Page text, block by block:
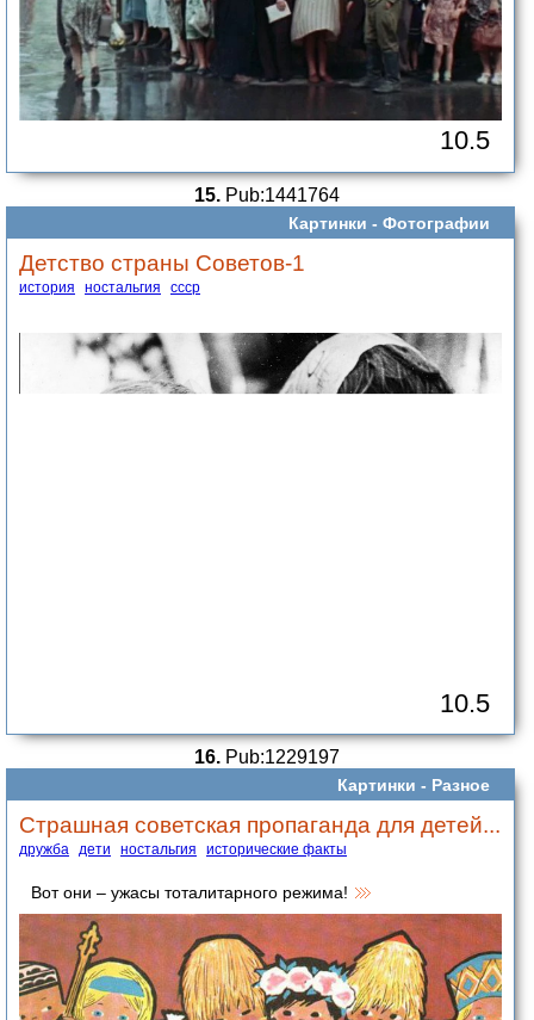
10.5
15. Pub:1441764
Картинки - Фотографии
Детство страны Советов-1
история ностальгия ссср
10.5
16. Pub:1229197
Картинки - Разное
Страшная советская пропаганда для детей...
дружба дети ностальгия исторические факты
Вот они – ужасы тоталитарного режима!